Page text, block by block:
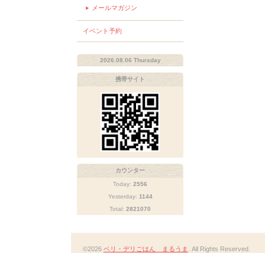
メールマガジン
イベント予約
2026.08.06 Thursday
携帯サイト
カウンター
Today: 2556
Yesterday: 1144
Total: 2821070
©2026 ベリ・デリごはん まるうま . All Rights Reserved.